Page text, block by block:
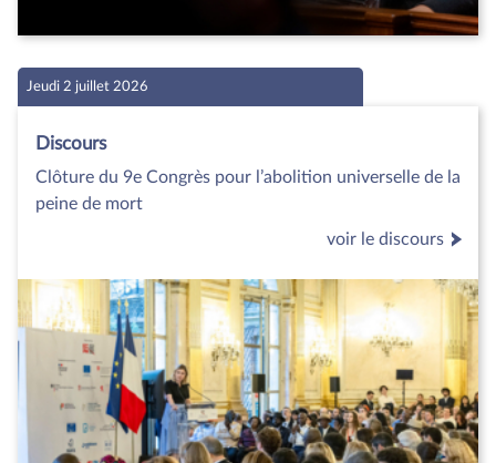
Jeudi 2 juillet 2026
Discours
Clôture du 9e Congrès pour l’abolition universelle de la
peine de mort
voir le discours